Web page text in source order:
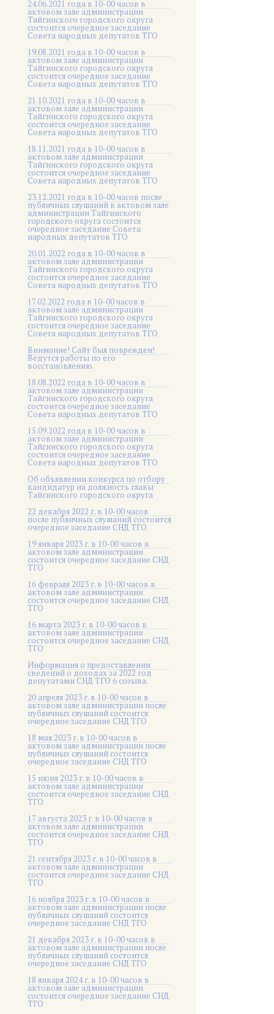
24.06.2021 года в 10-00 часов в
актовом зале администрации
Тайгинского городского округа
состоится очередное заседание
Совета народных депутатов ТГО
19.08.2021 года в 10-00 часов в
актовом зале администрации
Тайгинского городского округа
состоится очередное заседание
Совета народных депутатов ТГО
21.10.2021 года в 10-00 часов в
актовом зале администрации
Тайгинского городского округа
состоится очередное заседание
Совета народных депутатов ТГО
18.11.2021 года в 10-00 часов в
актовом зале администрации
Тайгинского городского округа
состоится очередное заседание
Совета народных депутатов ТГО
23.12.2021 года в 10-00 часов после
публичных слушаний в актовом зале
администрации Тайгинского
городского округа состоится
очередное заседание Совета
народных депутатов ТГО
20.01.2022 года в 10-00 часов в
актовом зале администрации
Тайгинского городского округа
состоится очередное заседание
Совета народных депутатов ТГО
17.02.2022 года в 10-00 часов в
актовом зале администрации
Тайгинского городского округа
состоится очередное заседание
Совета народных депутатов ТГО
Внимание! Сайт был поврежден!
Ведутся работы по его
восстановлению.
18.08.2022 года в 10-00 часов в
актовом зале администрации
Тайгинского городского округа
состоится очередное заседание
Совета народных депутатов ТГО
15.09.2022 года в 10-00 часов в
актовом зале администрации
Тайгинского городского округа
состоится очередное заседание
Совета народных депутатов ТГО
Об объявлении конкурса по отбору
кандидатур на должность главы
Тайгинского городского округа
22 декабря 2022 г. в 10-00 часов
после публичных слушаний состоится
очередное заседание СНД ТГО
19 января 2023 г. в 10-00 часов в
актовом зале администрации
состоится очередное заседание СНД
ТГО
16 февраля 2023 г. в 10-00 часов в
актовом зале администрации
состоится очередное заседание СНД
ТГО
16 марта 2023 г. в 10-00 часов в
актовом зале администрации
состоится очередное заседание СНД
ТГО
Информация о предоставлении
сведений о доходах за 2022 год
депутатами СНД ТГО 6 созыва.
20 апреля 2023 г. в 10-00 часов в
актовом зале администрации после
публичных слушаний состоится
очередное заседание СНД ТГО
18 мая 2023 г. в 10-00 часов в
актовом зале администрации после
публичных слушаний состоится
очередное заседание СНД ТГО
15 июня 2023 г. в 10-00 часов в
актовом зале администрации
состоится очередное заседание СНД
ТГО
17 августа 2023 г. в 10-00 часов в
актовом зале администрации
состоится очередное заседание СНД
ТГО
21 сентября 2023 г. в 10-00 часов в
актовом зале администрации
состоится очередное заседание СНД
ТГО
16 ноября 2023 г. в 10-00 часов в
актовом зале администрации после
публичных слушаний состоится
очередное заседание СНД ТГО
21 декабря 2023 г. в 10-00 часов в
актовом зале администрации после
публичных слушаний состоится
очередное заседание СНД ТГО
18 января 2024 г. в 10-00 часов в
актовом зале администрации
состоится очередное заседание СНД
ТГО